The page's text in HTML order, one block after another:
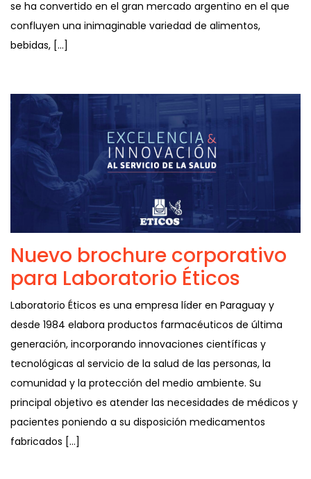
se ha convertido en el gran mercado argentino en el que
confluyen una inimaginable variedad de alimentos,
bebidas, […]
Nuevo brochure corporativo
para Laboratorio Éticos
Laboratorio Éticos es una empresa líder en Paraguay y
desde 1984 elabora productos farmacéuticos de última
generación, incorporando innovaciones científicas y
tecnológicas al servicio de la salud de las personas, la
comunidad y la protección del medio ambiente. Su
principal objetivo es atender las necesidades de médicos y
pacientes poniendo a su disposición medicamentos
fabricados […]